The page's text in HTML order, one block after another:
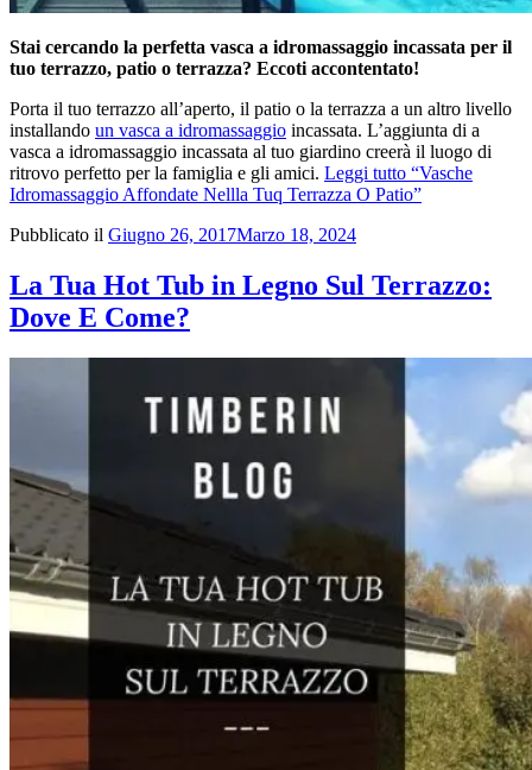
Stai cercando la perfetta vasca a idromassaggio incassata per il
tuo terrazzo, patio o terrazza? Eccoti accontentato!
Porta il tuo terrazzo all’aperto, il patio o la terrazza a un altro livello
installando un vasca a idromassaggio incassata. L’aggiunta di a
vasca a idromassaggio incassata al tuo giardino creerà il luogo di
ritrovo perfetto per la famiglia e gli amici. Leggi tutto “Vasche
Idromassaggio Affondate Nellla Tuq Terrazza O Patio”
Pubblicato il Giugno 26, 2017Marzo 18, 2024
La Tua Hot Tub in Legno Sul Terrazzo:
Dove E Come?